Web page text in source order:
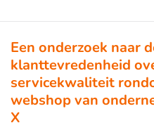
Een onderzoek naar
klanttevredenheid
servicekwaliteit
webshop van
X